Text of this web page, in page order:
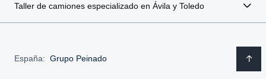
Taller de camiones especializado en Ávila y Toledo
España: Grupo Peinado